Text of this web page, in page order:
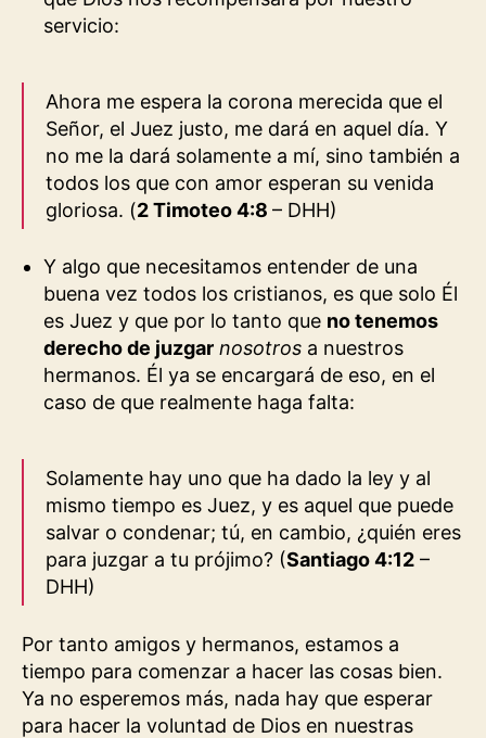
servicio:
Ahora me espera la corona merecida que el
Señor, el Juez justo, me dará en aquel día. Y
no me la dará solamente a mí, sino también a
todos los que con amor esperan su venida
gloriosa. (2 Timoteo 4:8 – DHH)
Y algo que necesitamos entender de una
buena vez todos los cristianos, es que solo Él
es Juez y que por lo tanto que no tenemos
derecho de juzgar nosotros a nuestros
hermanos. Él ya se encargará de eso, en el
caso de que realmente haga falta:
Solamente hay uno que ha dado la ley y al
mismo tiempo es Juez, y es aquel que puede
salvar o condenar; tú, en cambio, ¿quién eres
para juzgar a tu prójimo? (Santiago 4:12 –
DHH)
Por tanto amigos y hermanos, estamos a
tiempo para comenzar a hacer las cosas bien.
Ya no esperemos más, nada hay que esperar
para hacer la voluntad de Dios en nuestras